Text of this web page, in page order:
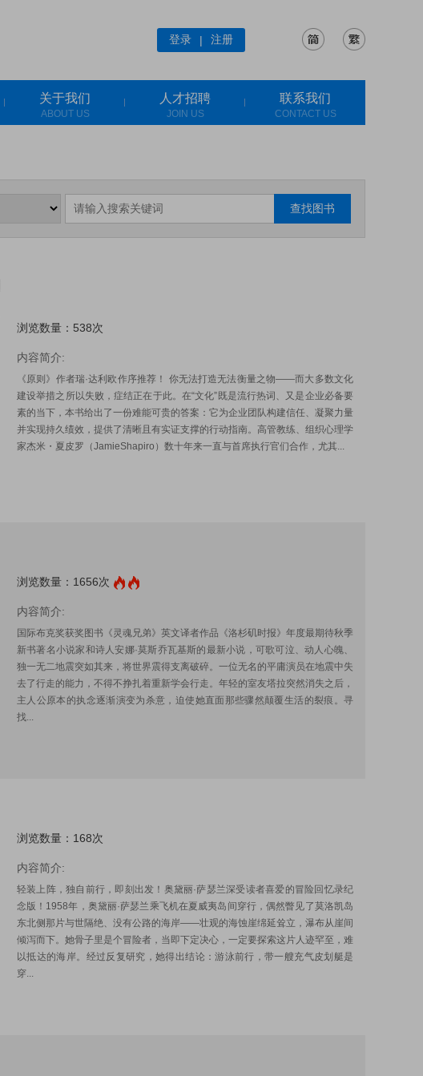
登录 | 注册
关于我们
ABOUT US
人才招聘
JOIN US
联系我们
CONTACT US
查找图书
浏览数量：538次
内容简介:
《原则》作者瑞·达利欧作序推荐！ 你无法打造无法衡量之物——而大多数文化
建设举措之所以失败，症结正在于此。在“文化”既是流行热词、又是企业必备要
素的当下，本书给出了一份难能可贵的答案：它为企业团队构建信任、凝聚力量
并实现持久绩效，提供了清晰且有实证支撑的行动指南。高管教练、组织心理学
家杰米・夏皮罗（JamieShapiro）数十年来一直与首席执行官们合作，尤其...
浏览数量：1656次
内容简介:
国际布克奖获奖图书《灵魂兄弟》英文译者作品《洛杉矶时报》年度最期待秋季
新书著名小说家和诗人安娜·莫斯乔瓦基斯的最新小说，可歌可泣、动人心魄、
独一无二地震突如其来，将世界震得支离破碎。一位无名的平庸演员在地震中失
去了行走的能力，不得不挣扎着重新学会行走。年轻的室友塔拉突然消失之后，
主人公原本的执念逐渐演变为杀意，迫使她直面那些骤然颠覆生活的裂痕。寻
找...
浏览数量：168次
内容简介:
轻装上阵，独自前行，即刻出发！奥黛丽·萨瑟兰深受读者喜爱的冒险回忆录纪
念版！1958年，奥黛丽·萨瑟兰乘飞机在夏威夷岛间穿行，偶然瞥见了莫洛凯岛
东北侧那片与世隔绝、没有公路的海岸——壮观的海蚀崖绵延耸立，瀑布从崖间
倾泻而下。她骨子里是个冒险者，当即下定决心，一定要探索这片人迹罕至，难
以抵达的海岸。经过反复研究，她得出结论：游泳前行，带一艘充气皮划艇是
穿...